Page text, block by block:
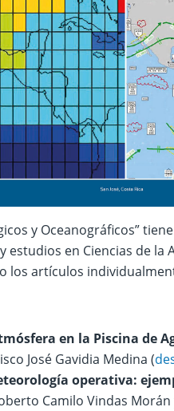
y Oceanográficos”
estudios en Ciencias de la
los artículos
en la Piscina de
José Gavidia Medina (
operativa:
Camilo Vindas